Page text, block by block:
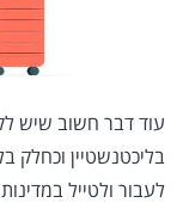
עוד דבר חשוב שיש
בליכטנשטיין וכחלק
לעבור ולטייל